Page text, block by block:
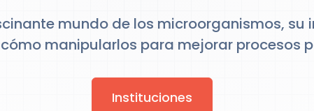
mundo de los microorganismos, su
manipularlos para mejorar procesos
Instituciones